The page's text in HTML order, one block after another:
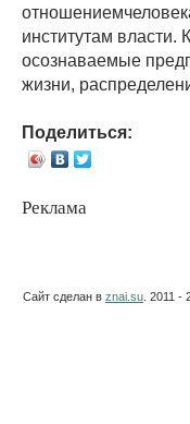
институтам власти.
осознаваемые
жизни,
Поделиться:
Реклама
Сайт сделан в znai.su . 2011 -